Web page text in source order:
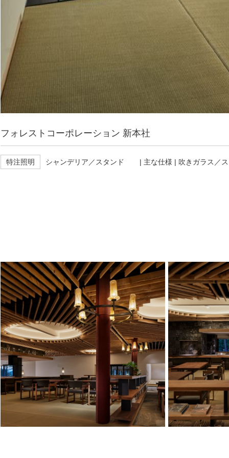
フォレストコーポレーション 新本社
特注照明 シャンデリア／スタンド | 主な仕様 | 吹きガラス／